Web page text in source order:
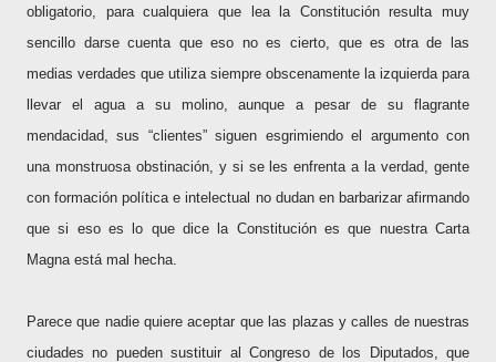
obligatorio, para cualquiera que lea la Constitución resulta muy
sencillo darse cuenta que eso no es cierto, que es otra de las
medias verdades que utiliza siempre obscenamente la izquierda para
llevar el agua a su molino, aunque a pesar de su flagrante
mendacidad, sus “clientes” siguen esgrimiendo el argumento con
una monstruosa obstinación, y si se les enfrenta a la verdad, gente
con formación política e intelectual no dudan en barbarizar afirmando
que si eso es lo que dice la Constitución es que nuestra Carta
Magna está mal hecha.
Parece que nadie quiere aceptar que las plazas y calles de nuestras
ciudades no pueden sustituir al Congreso de los Diputados, que